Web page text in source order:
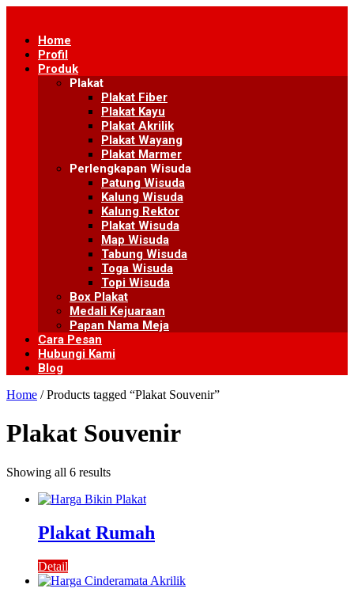
contentHome
Profil
Produk
Plakat
Plakat Fiber
Plakat Kayu
Plakat Akrilik
Plakat Wayang
Plakat Marmer
Perlengkapan Wisuda
Patung Wisuda
Kalung Wisuda
Kalung Rektor
Plakat Wisuda
Map Wisuda
Tabung Wisuda
Toga Wisuda
Topi Wisuda
Box Plakat
Medali Kejuaraan
Papan Nama Meja
Cara Pesan
Hubungi Kami
Blog
Home / Products tagged “Plakat Souvenir”
Plakat Souvenir
Showing all 6 results
Plakat Rumah
Detail